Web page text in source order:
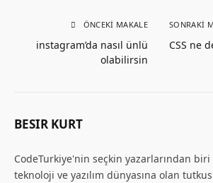
ÖNCEKI MAKALE
instagram’da nasıl ünlü
olabilirsin
SONRAKI
CSS ne
BESIR KURT
CodeTurkiye'nin seçkin yazarlarından
teknoloji ve yazılım dünyasına olan